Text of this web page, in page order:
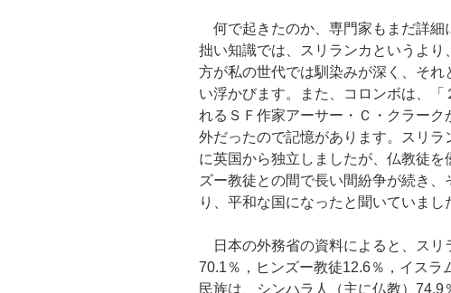
何で起きたのか、専門家もまだ詳細
拙い知識では、スリランカというよ
方が私の世代では馴染みが深く、そ
い浮かびます。また、コロンボは、
れるＳＦ作家アーサー・Ｃ・クラー
外だったので記憶があります。スリ
に英国から独立しましたが、仏教徒
ズー教徒との間で長い間紛争が続き、
り、平和な国になったと聞いていまし
日本の外務省の資料によると、スリ
70.1％，ヒンズー教徒12.6％，イスラ
民族は、シンハラ人（主に仏教）74.9